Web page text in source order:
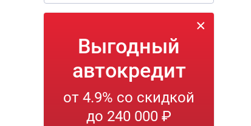
Выгодный
автокредит
от 4.9% со скидкой
до 240 000 ₽